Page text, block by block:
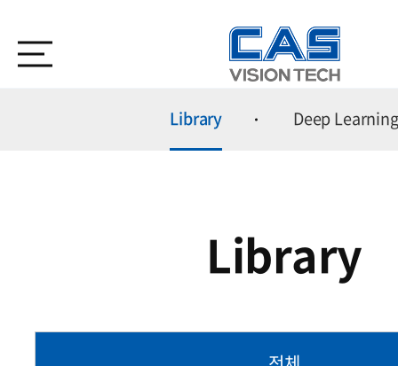
Library Deep Learning
Library